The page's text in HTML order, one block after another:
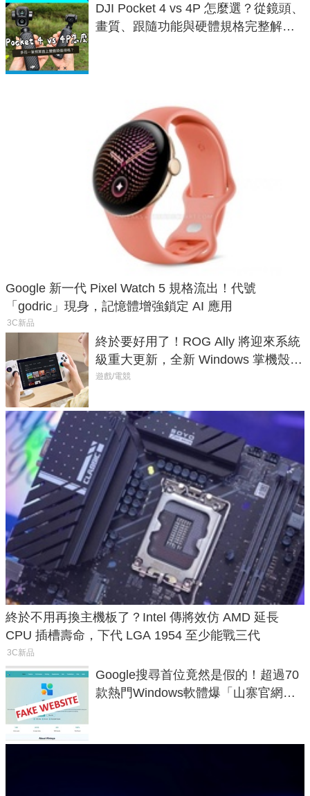
DJI Pocket 4 vs 4P 怎麼選？從鏡頭、
畫質、跟隨功能與硬體規格完整解
Google 新一代 Pixel Watch 5 規格流出！代號
「godric」現身，記憶體增強鎖定 AI 應用
3C新品
終於要好用了！ROG Ally 將迎來系統
級重大更新，全新 Windows 掌機殼模
式讓操作就像 Xbox 一樣順暢
遊戲/電競
終於不用再換主機板了？Intel 傳將效仿 AMD 延長
CPU 插槽壽命，下代 LGA 1954 至少能戰三代
3C新品
Google搜尋首位竟然是假的！超過70
款熱門Windows軟體爆「山寨官網」